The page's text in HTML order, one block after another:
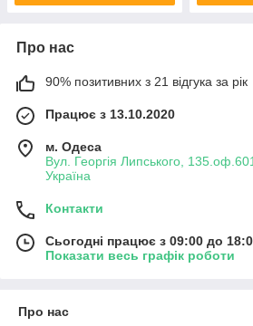
Про нас
90% позитивних з 21 відгука за рік
Працює з 13.10.2020
м. Одеса
Вул. Георгія Липського,
Україна
Контакти
Сьогодні працює з 09:00 до
Показати весь графік роботи
Про нас